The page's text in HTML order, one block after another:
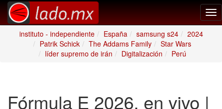
instituto - independiente
España samsung s24
2024
Patrik Schick
The Addams Family
Star Wars
líder supremo de irán
Digitalización Perú
Fórmula E 2026, en vivo |